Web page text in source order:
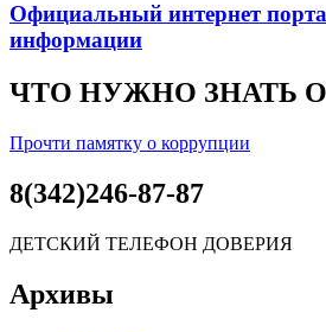
Официальный интернет
информации
ЧТО НУЖНО ЗНАТЬ
Прочти памятку о коррупции
8(342)246-87-87
ДЕТСКИЙ ТЕЛЕФОН ДОВЕРИЯ
Архивы